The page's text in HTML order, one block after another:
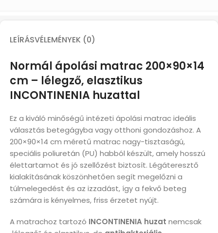
LEÍRÁSVÉLEMÉNYEK (0)
Normál ápolási matrac 200×90×14
cm – lélegző, elasztikus
INCONTINENIA huzattal
Ez a kiváló minőségű intézeti ápolási matrac ideális
választás betegágyba vagy otthoni gondozáshoz. A
200×90×14 cm méretű matrac nagy-tisztaságú,
speciális poliuretán (PU) habból készült, amely hosszú
élettartamot és jó szellőzést biztosít. Légáteresztő
kialakításának köszönhetően segít megelőzni a
túlmelegedést és az izzadást, így a fekvő beteg
számára is kényelmes, friss érzetet nyújt.
A matrachoz tartozó INCONTINENIA huzat nemcsak